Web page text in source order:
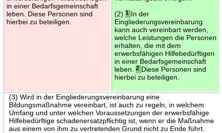
in einer Bedarfsgemeinschaft
leben. Diese Personen sind
hierbei zu beteiligen.
(2) 1 In der
Eingliederungsvereinbarung
kann auch vereinbart werden,
welche Leistungen die Personen
erhalten, die mit dem
erwerbsfähigen Hilfebedürftigen
in einer Bedarfsgemeinschaft
leben.
2 Diese Personen sind
hierbei zu beteiligen.
(3) Wird in der Eingliederungsvereinbarung eine
Bildungsmaßnahme vereinbart, ist auch zu regeln, in welchem
Umfang und unter welchen Voraussetzungen der erwerbsfähige
Hilfebedürftige schadenersatzpflichtig ist, wenn er die Maßnahme
aus einem von ihm zu vertretenden Grund nicht zu Ende führt.